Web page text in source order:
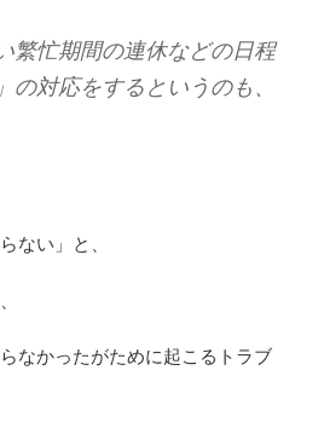
繁忙期間の連休などの日程
の対応をするというのも、
ない」と、
なかったがために起こるトラブ